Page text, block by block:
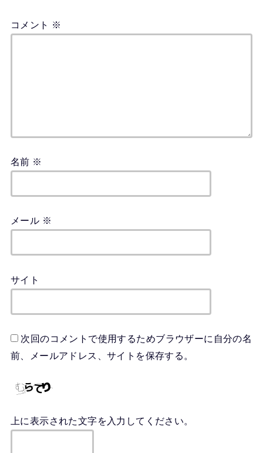
コメント ※
名前 ※
メール ※
サイト
次回のコメントで使用するためブラウザーに自分の名
前、メールアドレス、サイトを保存する。
上に表示された文字を入力してください。